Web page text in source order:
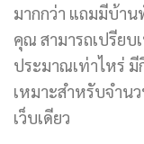
มากกว่า แถมมีบ้าน
คุณ สามารถเปรียบ
ประมาณเท่าไหร่
เหมาะสำหรับจำน
เว็บเดียว